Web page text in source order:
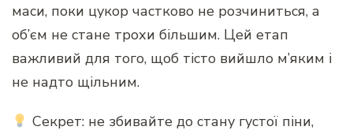
маси, поки цукор частково не розчиниться, а
об’єм не стане трохи більшим. Цей етап
важливий для того, щоб тісто вийшло м’яким і
не надто щільним.
Секрет: не збивайте до стану густої піни,